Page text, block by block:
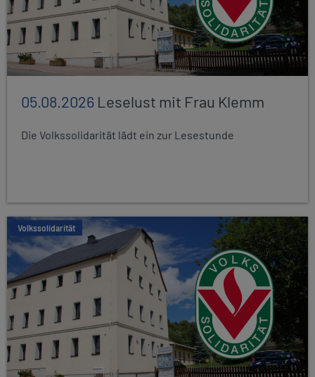
05.08.2026 Leselust mit Frau Klemm
Die Volkssolidarität lädt ein zur Lesestunde
Volkssolidarität